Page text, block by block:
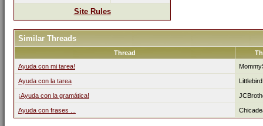
Site Rules
Similar Threads
Thread
Ayuda con mi tarea!
Ayuda con la tarea Littlebird
¡Ayuda con la gramática!
Ayuda con frases ...